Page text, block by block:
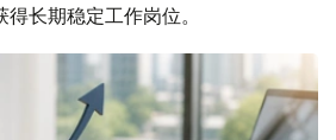
长期稳定工作岗位。